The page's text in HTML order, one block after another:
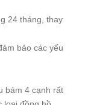
24 tháng, thay
bảo các yếu
bám 4 cạnh rất